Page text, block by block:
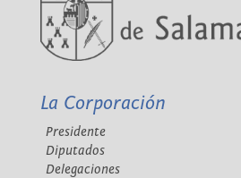
La Corporación
Presidente
Diputados
Delegaciones